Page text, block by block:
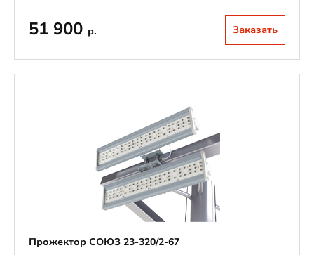
51 900 р. Заказать
Прожектор СОЮЗ 23-320/2-67